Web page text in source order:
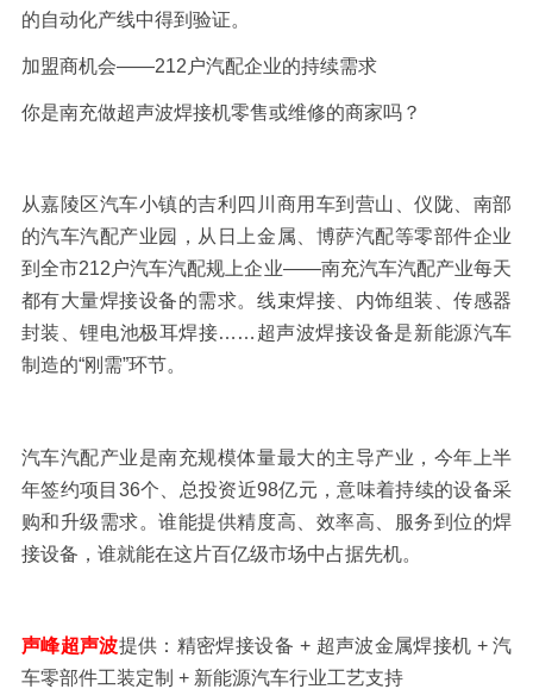
的自动化产线中得到验证。
加盟商机会——212 户汽配企业的持续需求
你是南充做超声波焊接机零售或维修的商家吗？
从嘉陵区汽车小镇的吉利四川商用车到营山、仪陇、南部
的汽车汽配产业园，从日上金属、博萨汽配等零部件企业
到全市212 户汽车汽配规上企业——南充汽车汽配产业每天
都有大量焊接设备的需求。线束焊接、内饰组装、传感器
封装、锂电池极耳焊接……超声波焊接设备是新能源汽车
制造的“刚需”环节。
汽车汽配产业是南充规模体量最大的主导产业，今年上半
年签约项目 36个、总投资近98亿元，意味着持续的设备采
购和升级需求。谁能提供精度高、效率高、服务到位的焊
接设备，谁就能在这片百亿级市场中占据先机。
声峰超声波提供：精密焊接设备 + 超声波金属焊接机 +汽
车零部件工装定制 + 新能源汽车行业工艺支持